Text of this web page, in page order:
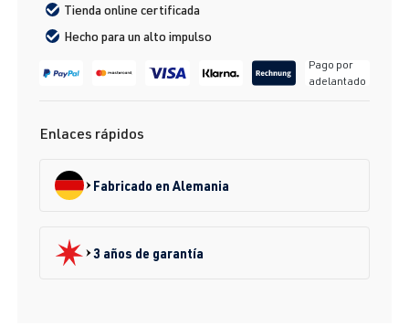
Tienda online certificada
Hecho para un alto impulso
Pago por
adelantado
Enlaces rápidos
Fabricado en Alemania
3 años de garantía